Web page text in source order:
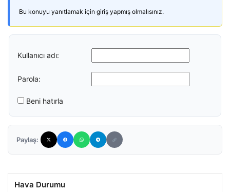
Bu konuyu yanıtlamak için giriş yapmış olmalısınız.
Kullanıcı adı:
Parola:
Beni hatırla
Paylaş:
Hava Durumu